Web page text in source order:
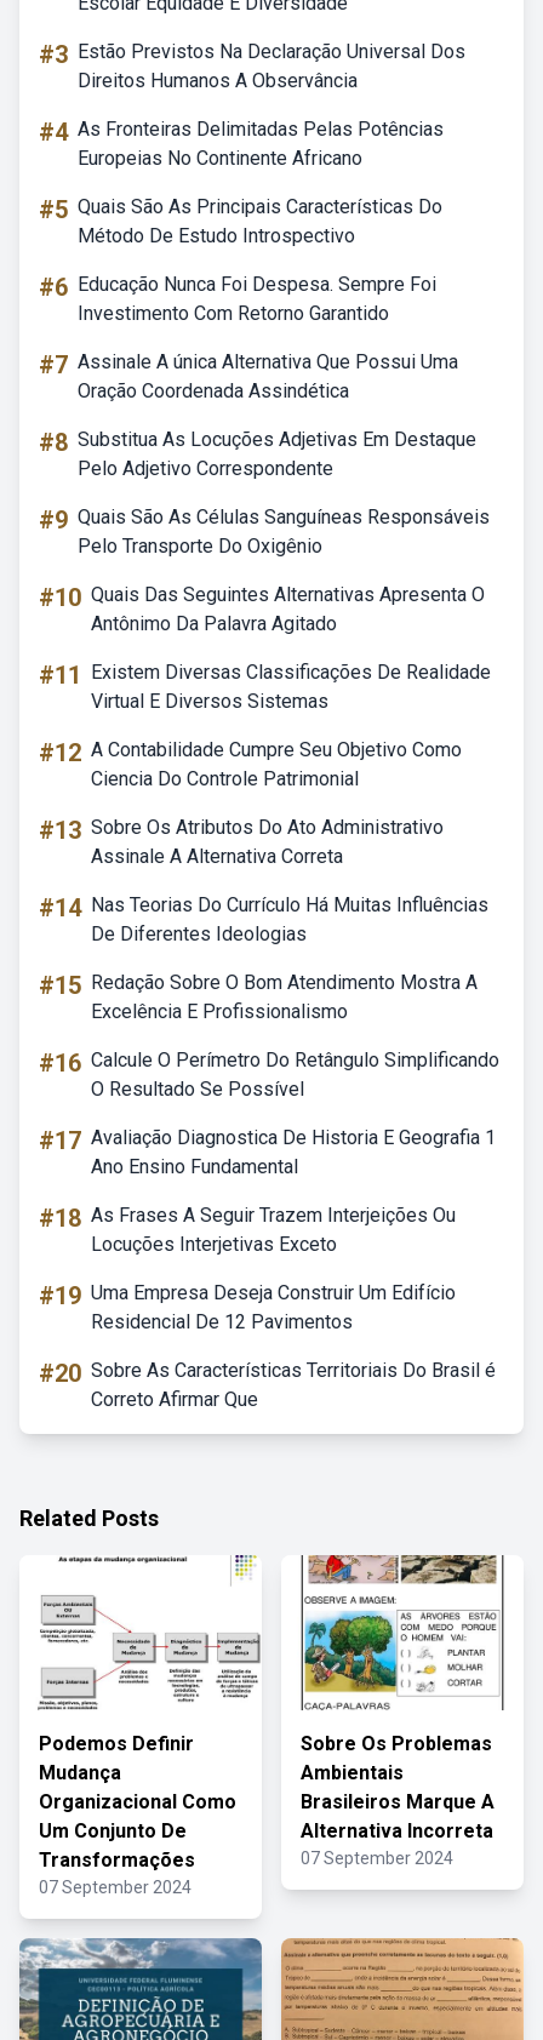
#3 Estão Previstos Na Declaração Universal Dos
Direitos Humanos A Observância
#4 As Fronteiras Delimitadas Pelas Potências
Europeias No Continente Africano
#5 Quais São As Principais Características Do
Método De Estudo Introspectivo
#6 Educação Nunca Foi Despesa. Sempre Foi
Investimento Com Retorno Garantido
#7 Assinale A única Alternativa Que Possui Uma
Oração Coordenada Assindética
#8 Substitua As Locuções Adjetivas Em Destaque
Pelo Adjetivo Correspondente
#9 Quais São As Células Sanguíneas Responsáveis
Pelo Transporte Do Oxigênio
#10 Quais Das Seguintes Alternativas Apresenta O
Antônimo Da Palavra Agitado
#11
Existem Diversas Classificações De Realidade
Virtual E Diversos Sistemas
#12 A Contabilidade Cumpre Seu Objetivo Como
Ciencia Do Controle Patrimonial
#13 Sobre Os Atributos Do Ato Administrativo
Assinale A Alternativa Correta
#14 Nas Teorias Do Currículo Há Muitas Influências
De Diferentes Ideologias
#15 Redação Sobre O Bom Atendimento Mostra A
Excelência E Profissionalismo
#16 Calcule O Perímetro Do Retângulo Simplificando
O Resultado Se Possível
#17 Avaliação Diagnostica De Historia E Geografia 1
Ano Ensino Fundamental
#18 As Frases A Seguir Trazem Interjeições Ou
Locuções Interjetivas Exceto
#19 Uma Empresa Deseja Construir Um Edifício
Residencial De 12 Pavimentos
#20 Sobre As Características Territoriais Do Brasil é
Correto Afirmar Que
Related Posts
Podemos Definir
Mudança
Organizacional Como
Um Conjunto De
Transformações
07 September 2024
Sobre Os Problemas
Ambientais
Brasileiros Marque A
Alternativa Incorreta
07 September 2024